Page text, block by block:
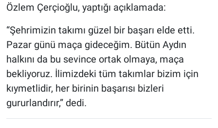
Özlem Çerçioğlu, yaptığı açıklamada:
“Şehrimizin takımı güzel bir başarı elde etti.
Pazar günü maça gideceğim. Bütün Aydın
halkını da bu sevince ortak olmaya, maça
bekliyoruz. İlimizdeki tüm takımlar bizim için
kıymetlidir, her birinin başarısı bizleri
gururlandırır,” dedi.